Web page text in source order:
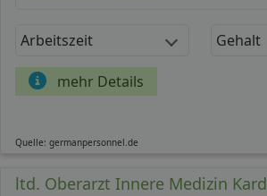
Arbeitszeit Gehalt
mehr Details
Quelle: germanpersonnel.de
ltd. Oberarzt Innere Medizin